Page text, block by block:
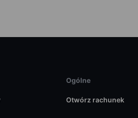
Ogólne
Otwórz rachunek